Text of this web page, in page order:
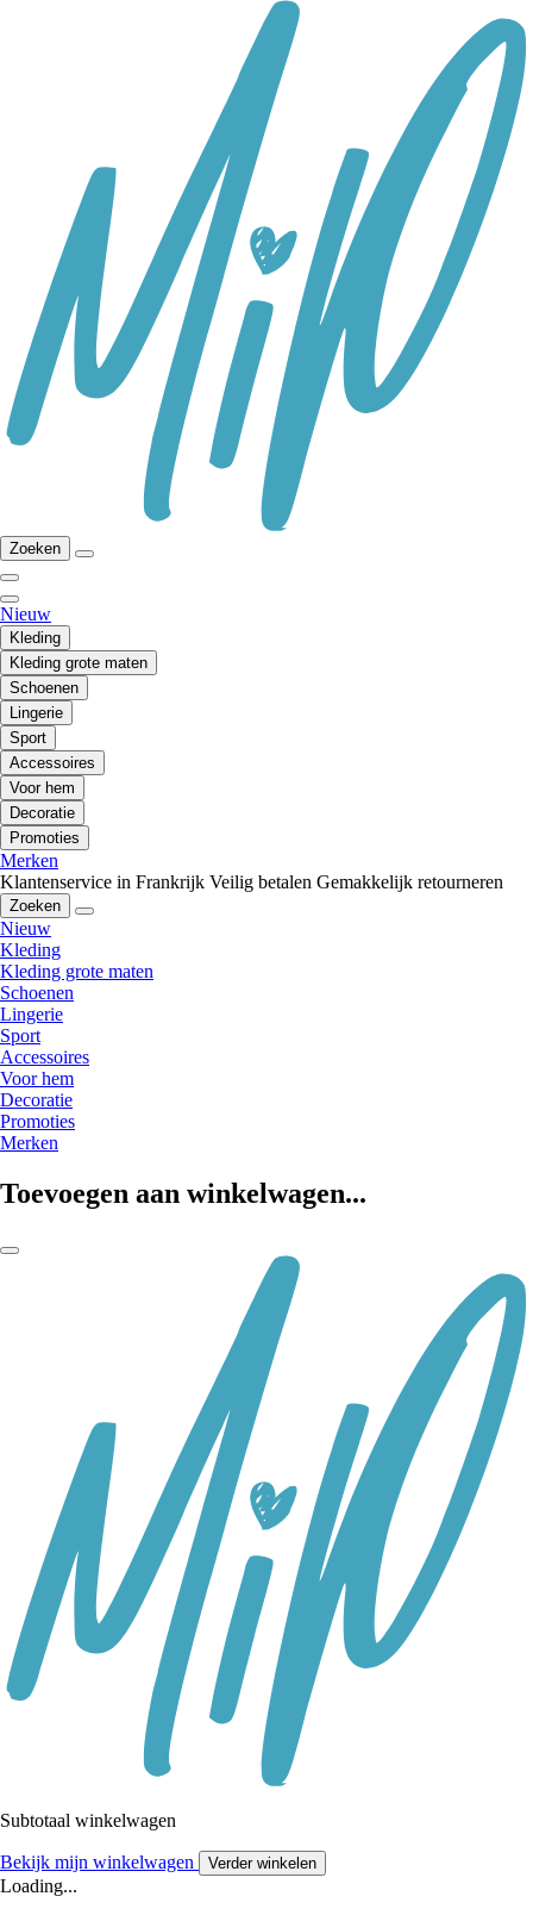
Zoeken
Nieuw
Kleding
Kleding grote maten
Schoenen
Lingerie
Sport
Accessoires
Voor hem
Decoratie
Promoties
Merken
Klantenservice in Frankrijk Veilig betalen Gemakkelijk retourneren
Zoeken
Nieuw
Kleding
Kleding grote maten
Schoenen
Lingerie
Sport
Accessoires
Voor hem
Decoratie
Promoties
Merken
Toevoegen aan winkelwagen...
Subtotaal winkelwagen
Bekijk mijn winkelwagen Verder winkelen
Loading...